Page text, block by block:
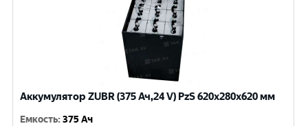
Аккумулятор ZUBR (375 Ач,24 V) PzS 620x280x620 мм
Емкость:375 Ач